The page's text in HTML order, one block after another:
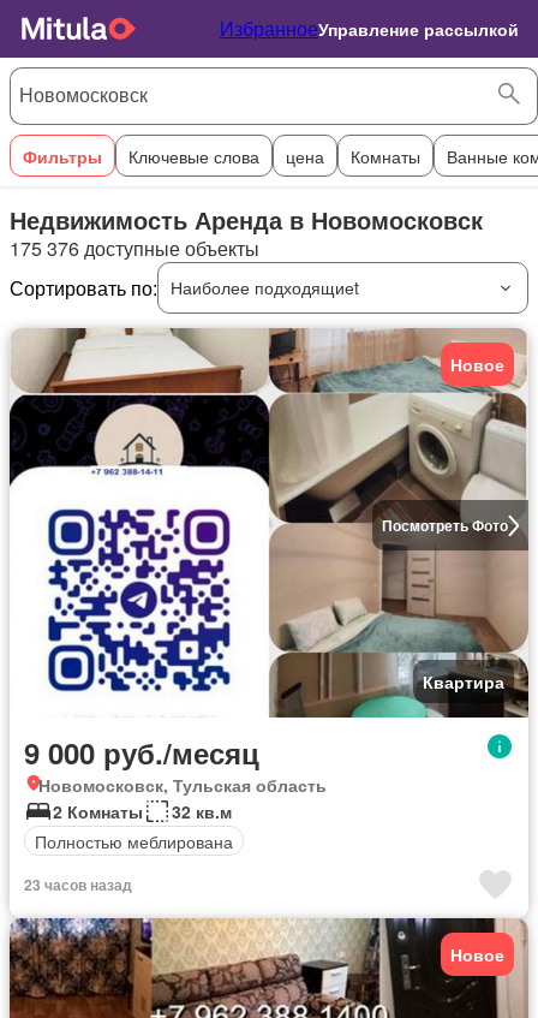
ИзбранноеУправление рассылкой
Фильтры Ключевые слова цена Комнаты Ванные
Недвижимость Аренда в Новомосковск
175 376 доступные объекты
Сортировать по:
Наиболее подходящиеt
Посмотреть Фото
Новое
Квартира
9 000 руб./месяц
Новомосковск, Тульская область
2 Комнаты
32 кв.м
Полностью меблирована
23 часов назад
Новое